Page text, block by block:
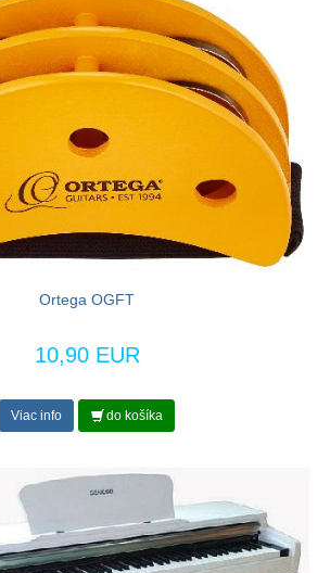
Ortega OGFT
10,90 EUR
Viac info do košíka